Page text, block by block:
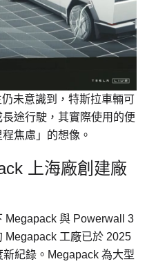
未意識到，特斯拉車輛可
途行駛，其實際使用的便
焦慮」的想像。
上海廠創建廠
Megapack 與 Powerwall 3
Megapack 工廠已於 2025
紀錄。Megapack 為大型